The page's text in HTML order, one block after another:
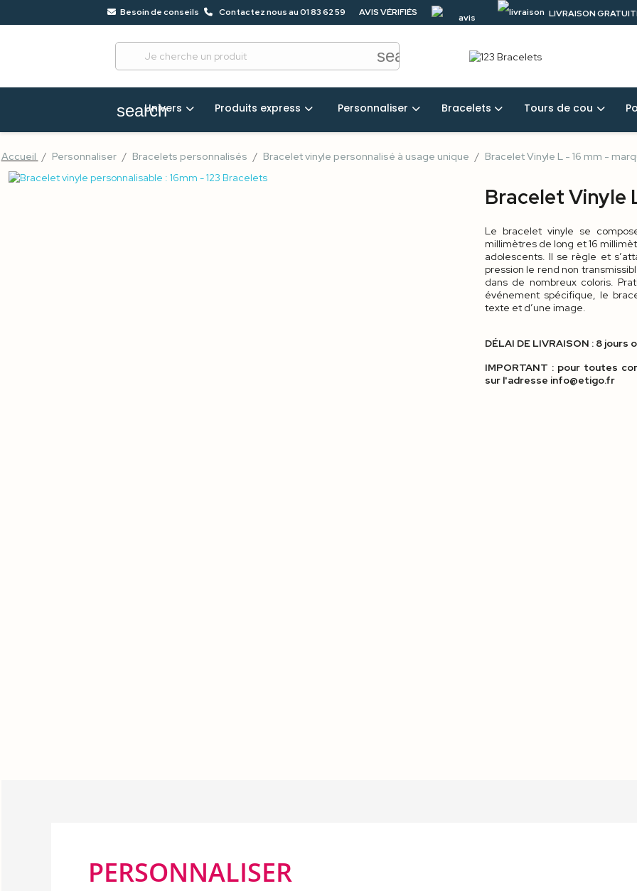
Besoin de conseils Contactez nous au 01 83 62 59 AVIS VÉRIFIÉS LIVRAISON
search
search
Univers Produits express Personnaliser Bracelets Tours de cou
Accueil Personnaliser Bracelets personnalisés Bracelet vinyle personnalisé à usage unique Bracelet Vinyle L - 16 mm -
Bracelet Vinyle
Le bracelet vinyle se
millimètres de long et 16
adolescents. Il se règle et
pression le rend non
dans de nombreux coloris.
événement spécifique, le
texte et d’une image.
DÉLAI DE LIVRAISON : 8 jours
IMPORTANT : pour toutes
sur l'adresse info@etigo.fr
PERSONNALISER